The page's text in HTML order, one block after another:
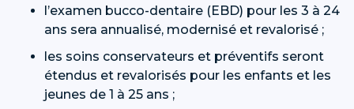
l’examen bucco-dentaire (EBD) pour les 3 à 24
ans sera annualisé, modernisé et revalorisé ;
les soins conservateurs et préventifs seront
étendus et revalorisés pour les enfants et les
jeunes de 1 à 25 ans ;